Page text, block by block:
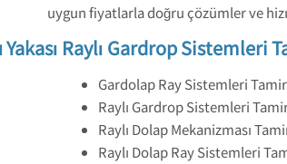
uygun fiyatlarla doğru çözümler ve
Raylı Gardrop
Gardolap Ray Sistemleri
Raylı Gardrop Sistemleri
Raylı Dolap Mekanizması
Raylı Dolap Ray Sistemleri